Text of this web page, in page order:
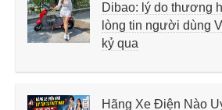
Dibao: lý do thương
lòng tin người dùng
kỷ qua
Hãng Xe Điện Nào